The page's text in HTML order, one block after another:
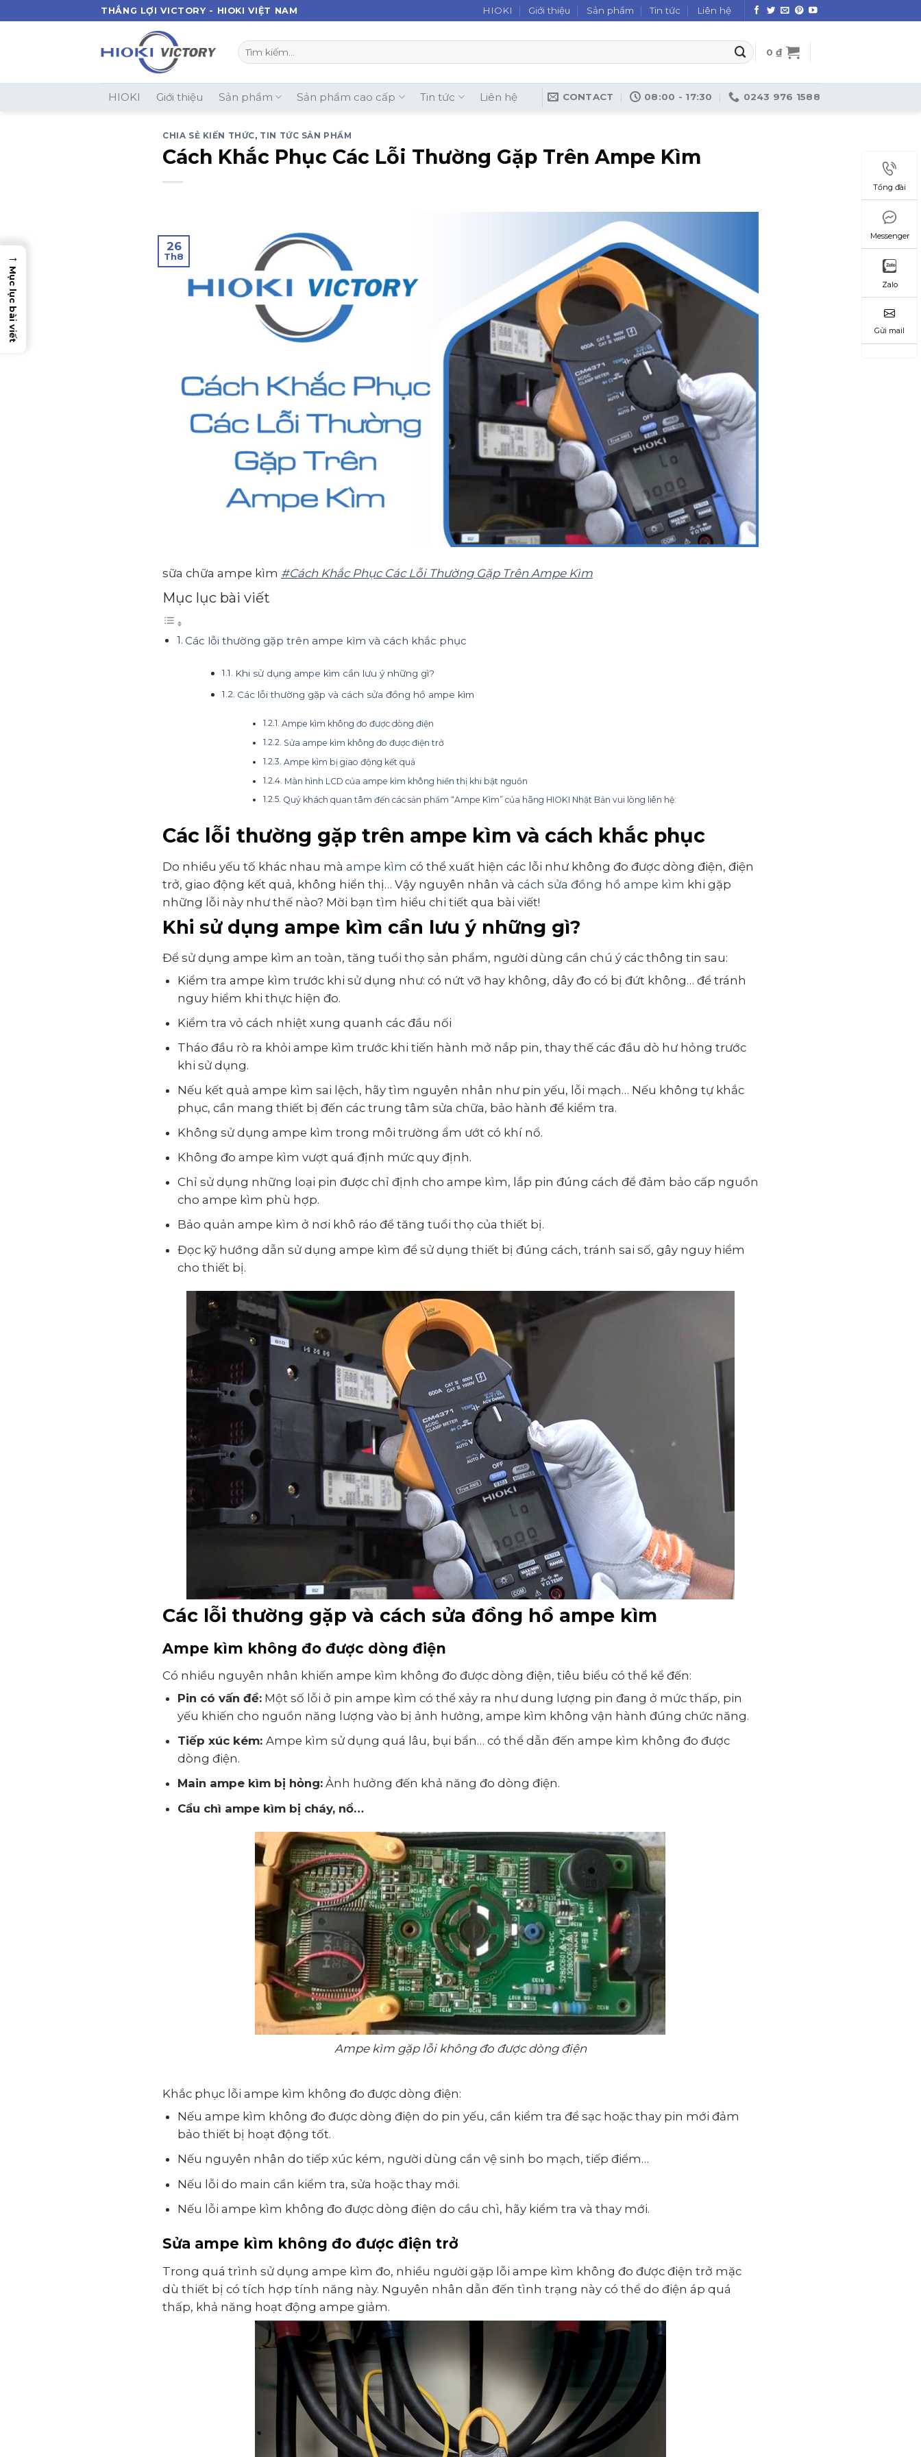
THẮNG LỢI VICTORY - HIOKI VIỆT NAM HIOKI Giới thiệu Sản phẩm Tin tức Liên hệ
Tìm
kiếm:
0₫
HIOKI Giới thiệu Sản phẩm Sản phẩm cao cấp Tin tức Liên hệ CONTACT 08:00 - 17:30 0243 976 1588
CHIA SẺ KIẾN THỨC, TIN TỨC SẢN PHẨM
Cách Khắc Phục Các Lỗi Thường Gặp Trên Ampe Kìm
26
Th8
sữa chữa ampe kìm #Cách Khắc Phục Các Lỗi Thường Gặp Trên Ampe Kìm
Mục lục bài viết
Các lỗi thường gặp trên ampe kìm và cách khắc phục
Khi sử dụng ampe kìm cần lưu ý những gì?
Các lỗi thường gặp và cách sửa đồng hồ ampe kìm
Ampe kìm không đo được dòng điện
Sửa ampe kìm không đo được điện trở
Ampe kìm bị giao động kết quả
Màn hình LCD của ampe kìm không hiển thị khi bật nguồn
Quý khách quan tâm đến các sản phẩm “Ampe Kìm” của hãng HIOKI Nhật Bản vui lòng liên hệ:
Các lỗi thường gặp trên ampe kìm và cách khắc phục
Do nhiều yếu tố khác nhau mà ampe kìm có thể xuất hiện các lỗi như không đo được dòng điện, điện
trở, giao động kết quả, không hiển thị… Vậy nguyên nhân và cách sửa đồng hồ ampe kìm khi gặp
những lỗi này như thế nào? Mời bạn tìm hiểu chi tiết qua bài viết!
Khi sử dụng ampe kìm cần lưu ý những gì?
Để sử dụng ampe kìm an toàn, tăng tuổi thọ sản phẩm, người dùng cần chú ý các thông tin sau:
Kiểm tra ampe kìm trước khi sử dụng như: có nứt vỡ hay không, dây đo có bị đứt không… để tránh
nguy hiểm khi thực hiện đo.
Kiểm tra vỏ cách nhiệt xung quanh các đầu nối
Tháo đầu rò ra khỏi ampe kìm trước khi tiến hành mở nắp pin, thay thế các đầu dò hư hỏng trước
khi sử dụng.
Nếu kết quả ampe kìm sai lệch, hãy tìm nguyên nhân như pin yếu, lỗi mạch… Nếu không tự khắc
phục, cần mang thiết bị đến các trung tâm sửa chữa, bảo hành để kiểm tra.
Không sử dụng ampe kìm trong môi trường ẩm ướt có khí nổ.
Không đo ampe kìm vượt quá định mức quy định.
Chỉ sử dụng những loại pin được chỉ định cho ampe kìm, lắp pin đúng cách để đảm bảo cấp nguồn
cho ampe kìm phù hợp.
Bảo quản ampe kìm ở nơi khô ráo để tăng tuổi thọ của thiết bị.
Đọc kỹ hướng dẫn sử dụng ampe kìm để sử dụng thiết bị đúng cách, tránh sai số, gây nguy hiểm
cho thiết bị.
Các lỗi thường gặp và cách sửa đồng hồ ampe kìm
Ampe kìm không đo được dòng điện
Có nhiều nguyên nhân khiến ampe kìm không đo được dòng điện, tiêu biểu có thể kể đến:
Pin có vấn đề:Một số lỗi ở pin ampe kìm có thể xảy ra như dung lượng pin đang ở mức thấp, pin
yếu khiến cho nguồn năng lượng vào bị ảnh hưởng, ampe kìm không vận hành đúng chức năng.
Tiếp xúc kém: Ampe kìm sử dụng quá lâu, bụi bẩn… có thể dẫn đến ampe kìm không đo được
dòng điện.
Main ampe kìm bị hỏng:Ảnh hưởng đến khả năng đo dòng điện.
Cầu chì ampe kìm bị cháy, nổ…
Ampe kìm gặp lỗi không đo được dòng điện
Khắc phục lỗi ampe kìm không đo được dòng điện:
Nếu ampe kìm không đo được dòng điện do pin yếu, cần kiểm tra để sạc hoặc thay pin mới đảm
bảo thiết bị hoạt động tốt.
Nếu nguyên nhân do tiếp xúc kém, người dùng cần vệ sinh bo mạch, tiếp điểm…
Nếu lỗi do main cần kiểm tra, sửa hoặc thay mới.
Nếu lỗi ampe kìm không đo được dòng điện do cầu chì, hãy kiểm tra và thay mới.
Sửa ampe kìm không đo được điện trở
Trong quá trình sử dụng ampe kìm đo, nhiều người gặp lỗi ampe kìm không đo được điện trở mặc
dù thiết bị có tích hợp tính năng này. Nguyên nhân dẫn đến tình trạng này có thể do điện áp quá
thấp, khả năng hoạt động ampe giảm.
→
Mục lục bài viết
Tổng đài
Messenger
Zalo
Gửi mail